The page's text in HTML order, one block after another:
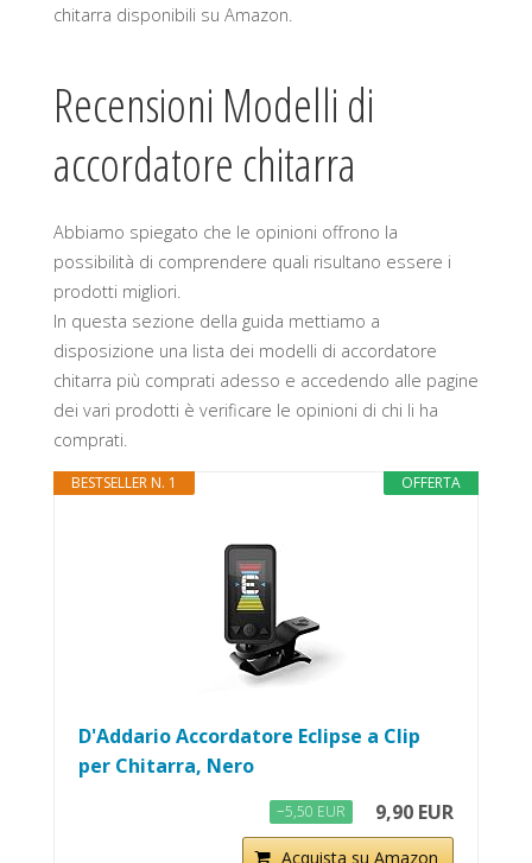
chitarra disponibili su Amazon.
Recensioni Modelli di
accordatore chitarra
Abbiamo spiegato che le opinioni offrono la
possibilità di comprendere quali risultano essere i
prodotti migliori.
In questa sezione della guida mettiamo a
disposizione una lista dei modelli di accordatore
chitarra più comprati adesso e accedendo alle pagine
dei vari prodotti è verificare le opinioni di chi li ha
comprati.
OFFERTA
BESTSELLER N. 1
D'Addario Accordatore Eclipse a Clip
per Chitarra, Nero
−5,50 EUR 9,90 EUR
Acquista su Amazon